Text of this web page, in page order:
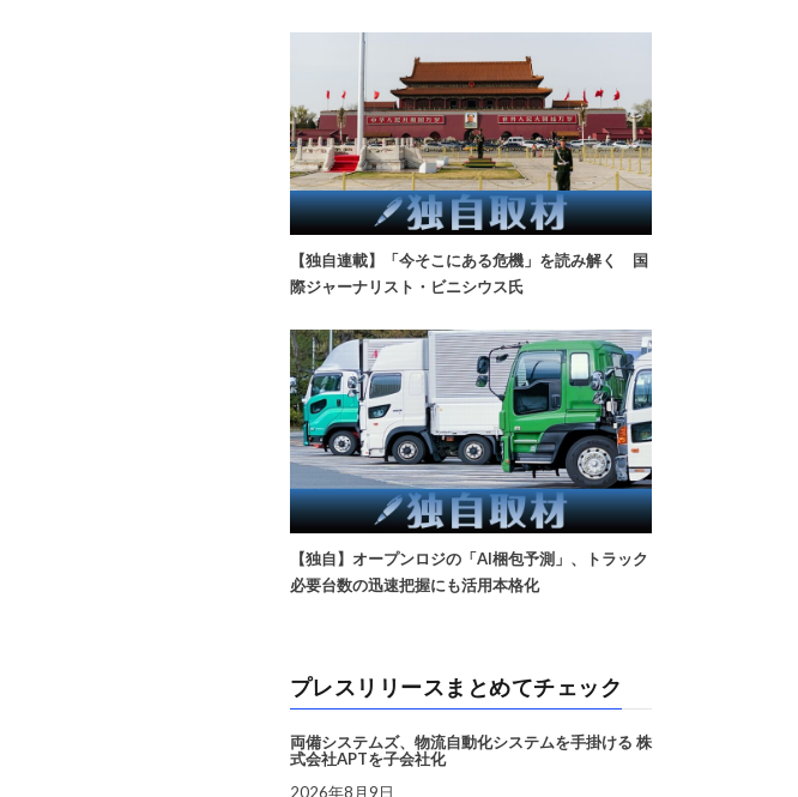
【独自連載】「今そこにある危機」を読み解く 国
際ジャーナリスト・ビニシウス氏
【独自】オープンロジの「AI梱包予測」、トラック
必要台数の迅速把握にも活用本格化
プレスリリースまとめてチェック
両備システムズ、物流自動化システムを手掛ける 株
式会社APTを子会社化
2026年8月9日